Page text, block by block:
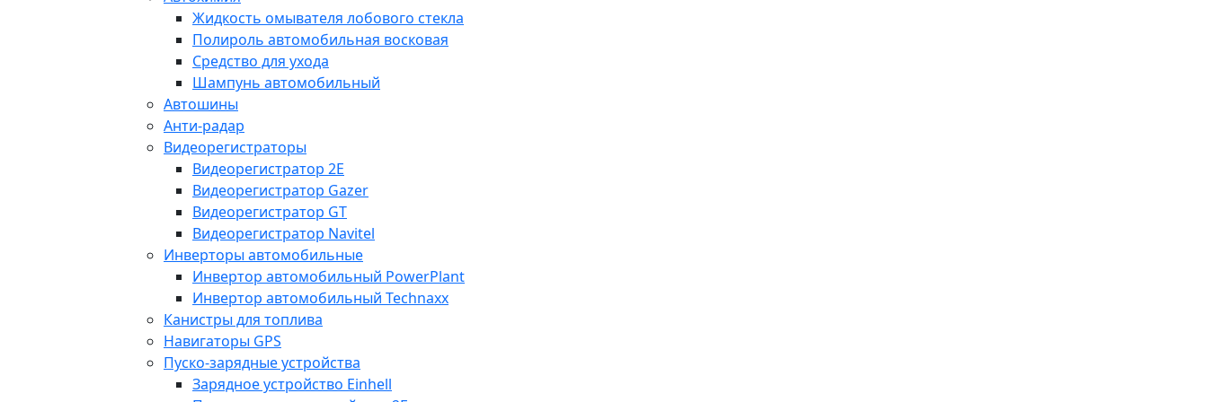
Жидкость омывателя лобового стекла
Полироль автомобильная восковая
Средство для ухода
Шампунь автомобильный
Автошины
Анти-радар
Видеорегистраторы
Видеорегистратор 2E
Видеорегистратор Gazer
Видеорегистратор GT
Видеорегистратор Navitel
Инверторы автомобильные
Инвертор автомобильный PowerPlant
Инвертор автомобильный Technaxx
Канистры для топлива
Навигаторы GPS
Пуско-зарядные устройства
Зарядное устройство Einhell